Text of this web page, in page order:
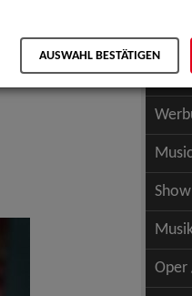
Show
Oper
AUSWAHL BESTÄTIGEN